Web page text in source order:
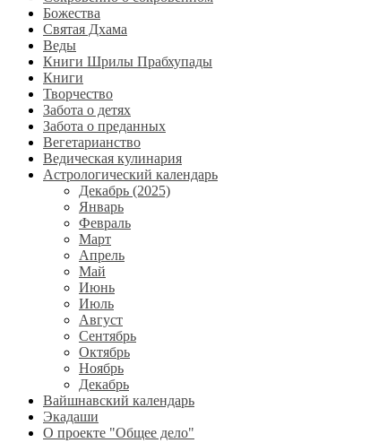
Божества
Святая Дхама
Веды
Книги Шрилы Прабхупады
Книги
Творчество
Забота о детях
Забота о преданных
Вегетарианство
Ведическая кулинария
Астрологический календарь
Декабрь (2025)
Январь
Февраль
Март
Апрель
Май
Июнь
Июль
Август
Сентябрь
Октябрь
Ноябрь
Декабрь
Вайшнавский календарь
Экадаши
О проекте "Общее дело"